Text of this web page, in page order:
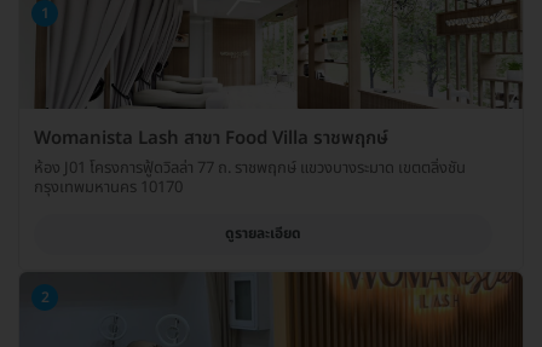
1
Womanista Lash สาขา Food Villa ราชพฤกษ์
ห้อง J01 โครงการฟู้ดวิลล่า 77 ถ. ราชพฤกษ์ แขวงบางระมาด เขตตลิ่งชัน
กรุงเทพมหานคร 10170
ดูรายละเอียด
2